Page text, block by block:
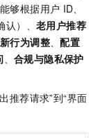
够根据用户 ID、
认）、老用户推荐
行为调整、配置
、合规与隐私保护
推荐请求”到“界面